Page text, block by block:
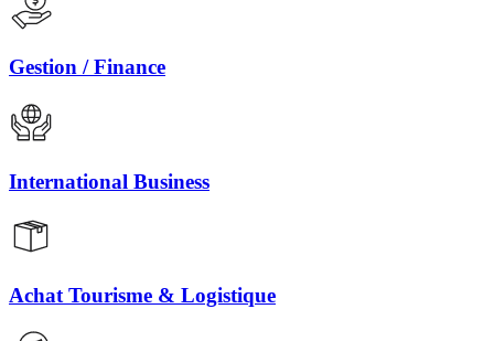
Gestion / Finance
International Business
Achat Tourisme & Logistique